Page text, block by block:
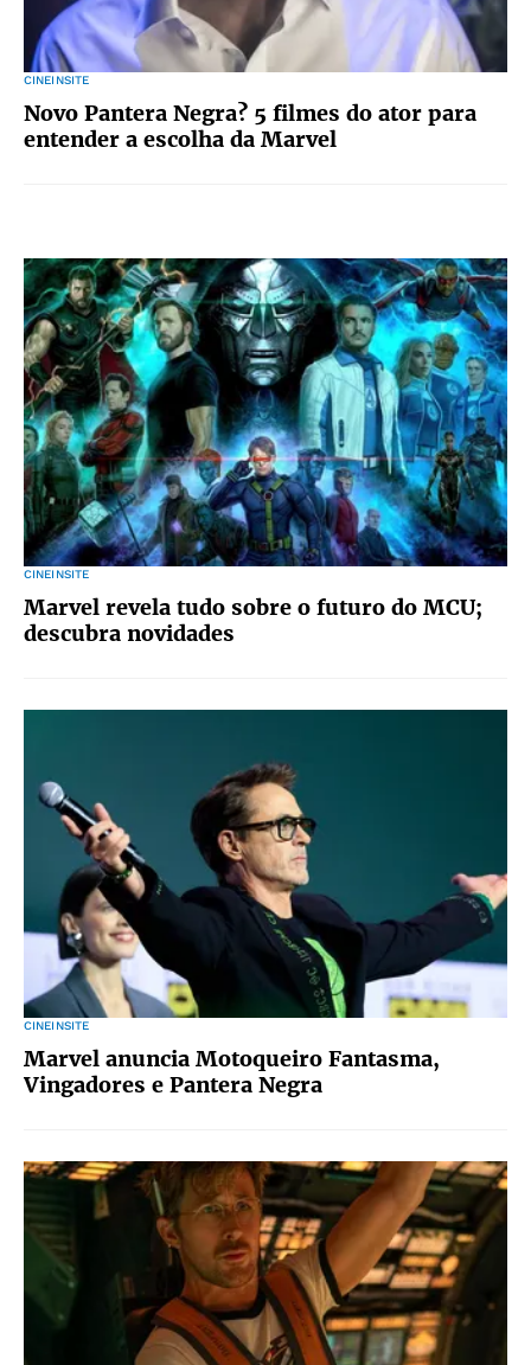
CINEINSITE
Novo Pantera Negra? 5 filmes do ator para
entender a escolha da Marvel
CINEINSITE
Marvel revela tudo sobre o futuro do MCU;
descubra novidades
CINEINSITE
Marvel anuncia Motoqueiro Fantasma,
Vingadores e Pantera Negra